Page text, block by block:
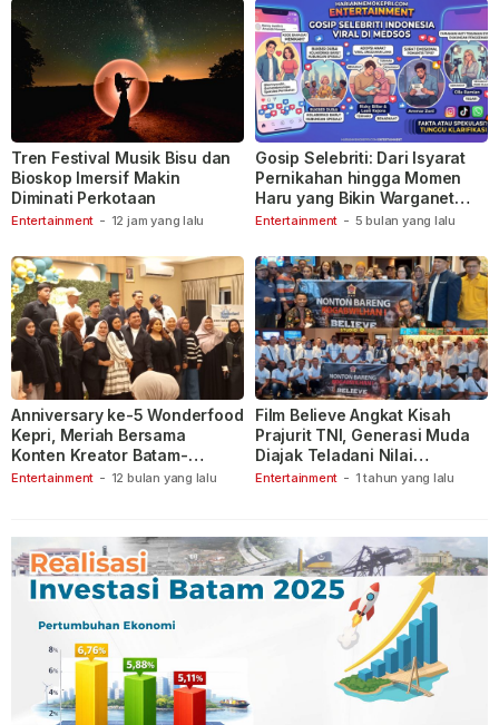
Entertainment - 12 jam yang lalu
Tren Festival Musik Bisu dan
Bioskop Imersif Makin
Diminati Perkotaan
Entertainment - 5 bulan yang lalu
Gosip Selebriti: Dari Isyarat
Pernikahan hingga Momen
Haru yang Bikin Warganet
Berspekulasi
Entertainment - 12 bulan yang lalu
Anniversary ke-5 Wonderfood
Kepri, Meriah Bersama
Konten Kreator Batam-
Tanjungpinang
Entertainment - 1 tahun yang lalu
Film Believe Angkat Kisah
Prajurit TNI, Generasi Muda
Diajak Teladani Nilai
Keberanian